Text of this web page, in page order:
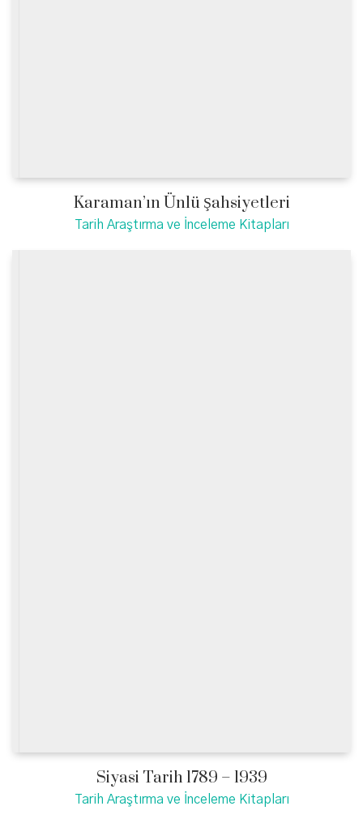
Karaman’ın Ünlü Şahsiyetleri
Tarih Araştırma ve İnceleme Kitapları
Siyasi Tarih 1789 – 1939
Tarih Araştırma ve İnceleme Kitapları